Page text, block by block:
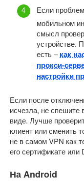
Если
мобильном
смысл
устройстве.
есть –как
прокси-
настройки
Если после
исчезла, не спешите
виде. Лучше
клиент или сменить
не в самом VPN как
его сертификате
На Android